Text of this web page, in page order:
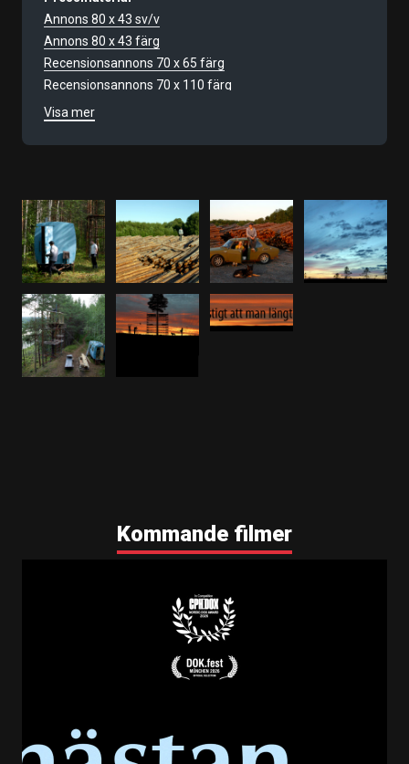
Annons 80 x 43 sv/v
Annons 80 x 43 färg
Recensionsannons 70 x 65 färg
Recensionsannons 70 x 110 färg
Annons 34 x 34 färg
Recensionsannons 70 x 43 färg
Filmnummer
9251
Visa mer
Kommande filmer